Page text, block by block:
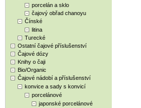
porcelán a sklo
čajový obřad chanoyu
Čínské
litina
Turecké
Ostatní čajové příslušenství
Čajové dózy
Knihy o čaji
Bio/Organic
Čajové nádobí a příslušenství
konvice a sady s konvicí
porcelánové
japonské porcelánové